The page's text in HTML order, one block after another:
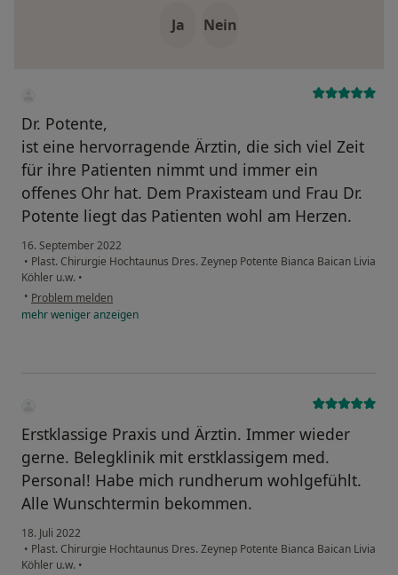
Ja Nein
Dr. Potente,
ist eine hervorragende Ärztin, die sich viel Zeit
für ihre Patienten nimmt und immer ein
offenes Ohr hat. Dem Praxisteam und Frau Dr.
Potente liegt das Patienten wohl am Herzen.
16. September 2022
• Plast. Chirurgie Hochtaunus Dres. Zeynep Potente Bianca Baican Livia
Köhler u.w. •
• Problem melden
mehrwenigeranzeigen
Erstklassige Praxis und Ärztin. Immer wieder
gerne. Belegklinik mit erstklassigem med.
Personal! Habe mich rundherum wohlgefühlt.
Alle Wunschtermin bekommen.
18. Juli 2022
• Plast. Chirurgie Hochtaunus Dres. Zeynep Potente Bianca Baican Livia
Köhler u.w. •